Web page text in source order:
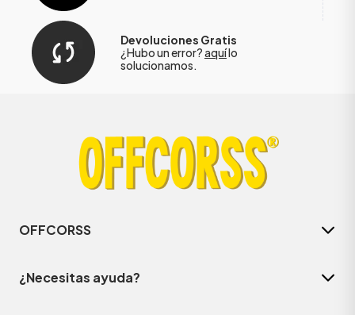
Devoluciones Gratis
¿Hubo un error?aquílo
solucionamos.
OFFCORSS
¿Necesitas ayuda?